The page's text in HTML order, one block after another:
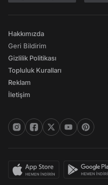
Hakkımızda
Geri Bildirim
Gizlilik Politikası
Topluluk Kuralları
Reklam
İletişim